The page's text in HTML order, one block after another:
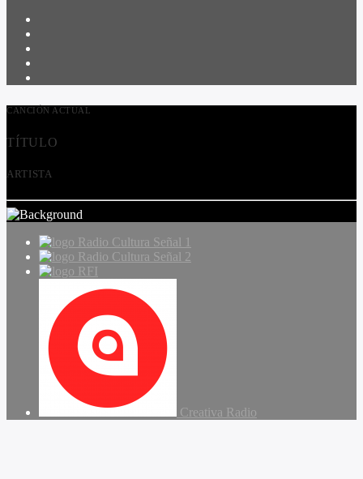
CANCIÓN ACTUAL
TÍTULO
ARTISTA
Radio Cultura Señal 1
Radio Cultura Señal 2
RFI
Creativa Radio